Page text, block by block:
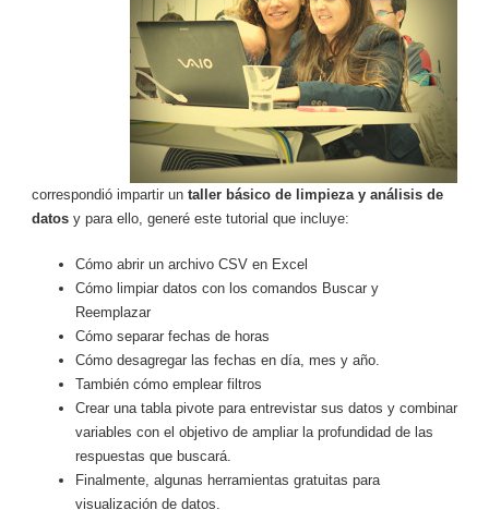
correspondió impartir un taller básico de limpieza y análisis de
datos y para ello, generé este tutorial que incluye:
Cómo abrir un archivo CSV en Excel
Cómo limpiar datos con los comandos Buscar y
Reemplazar
Cómo separar fechas de horas
Cómo desagregar las fechas en día, mes y año.
También cómo emplear filtros
Crear una tabla pivote para entrevistar sus datos y combinar
variables con el objetivo de ampliar la profundidad de las
respuestas que buscará.
Finalmente, algunas herramientas gratuitas para
visualización de datos.